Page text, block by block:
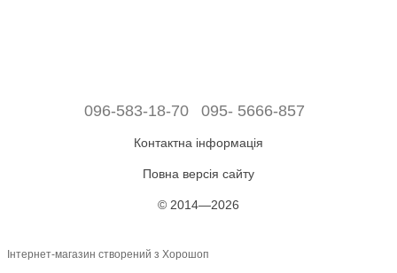
096-583-18-70 095- 5666-857
Контактна інформація
Повна версія сайту
© 2014—2026
Інтернет-магазин створений з Хорошоп